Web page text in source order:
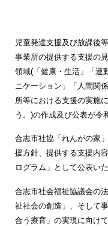
児童発達支援及び放課後
事業所の提供する支援の
領域(「健康・生活」「運
ニケーション」「人間関
所等における支援の実施
う。)の作成及び公表が令
合志市社協「れんがの家
援方針、提供する支援内
ログラム」として公表いた
合志市社会福祉協議会の
祉社会の創造」、そして
合う療育」の実現に向け